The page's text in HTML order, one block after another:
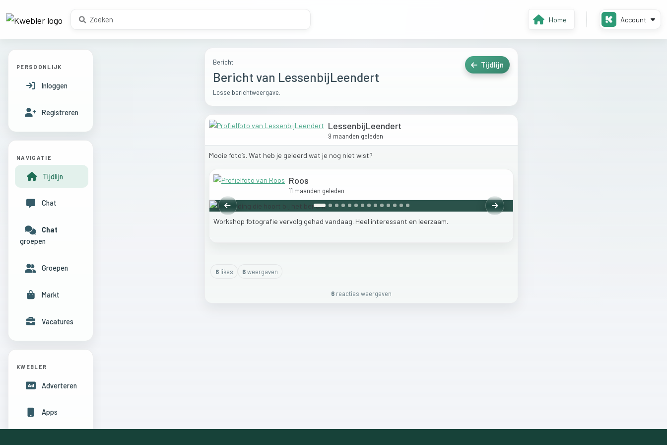
Home Account
Bericht
Bericht van LessenbijLeendert
Losse berichtweergave.
Tijdlijn
LessenbijLeendert
9 maanden geleden
Mooie foto’s. Wat heb je geleerd wat je nog niet wist?
Roos
11 maanden geleden
Vorige
Volgende
Workshop fotografie vervolg gehad vandaag. Heel interessant en leerzaam.
6likes 6weergaven
6 reacties weergeven
PERSOONLIJK
Inloggen
Registreren
NAVIGATIE
Tijdlijn
Chat
Chat
groepen
Groepen
Markt
Vacatures
KWEBLER
Adverteren
Apps